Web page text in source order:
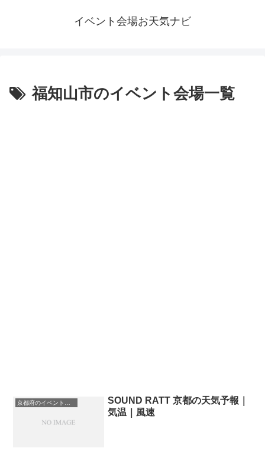
イベント会場お天気ナビ
福知山市のイベント会場一覧
SOUND RATT 京都の天気予報｜
気温｜風速